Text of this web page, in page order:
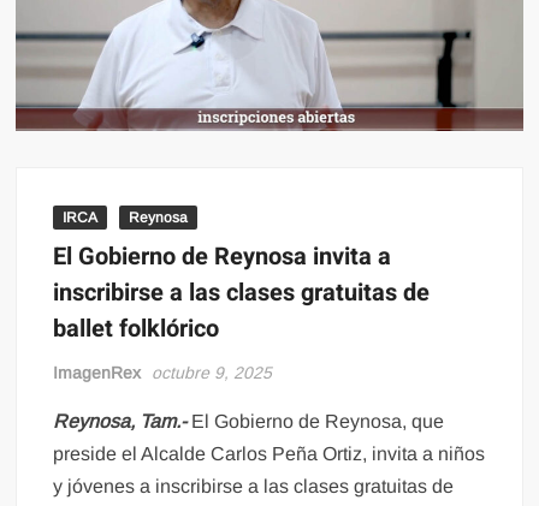
IRCA Reynosa
El Gobierno de Reynosa invita a
inscribirse a las clases gratuitas de
ballet folklórico
ImagenRex octubre 9, 2025
Reynosa, Tam.-El Gobierno de Reynosa, que
preside el Alcalde Carlos Peña Ortiz, invita a niños
y jóvenes a inscribirse a las clases gratuitas de